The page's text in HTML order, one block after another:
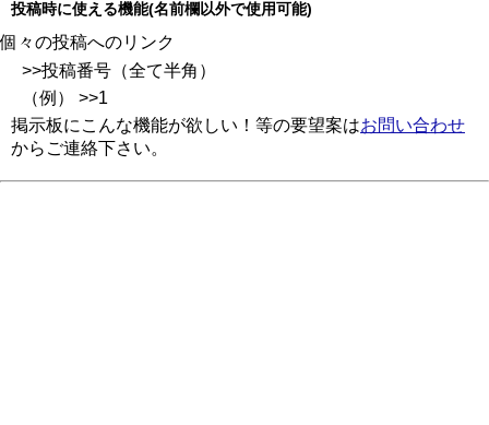
投稿時に使える機能(名前欄以外で使用可能)
個々の投稿へのリンク
>>投稿番号（全て半角）
（例） >>1
掲示板にこんな機能が欲しい！等の要望案はお問い合わせ
からご連絡下さい。